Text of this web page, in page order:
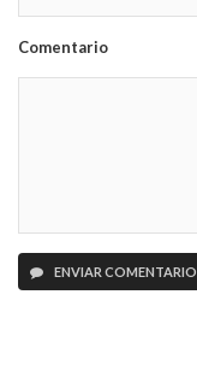
Comentario
ENVIAR COMENTARIO